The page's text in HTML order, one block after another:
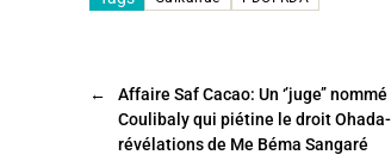
b
o
er
←
Affaire Saf Cacao: Un ‘’juge’’
Coulibaly qui piétine le droit
révélations de Me Béma Sangaré